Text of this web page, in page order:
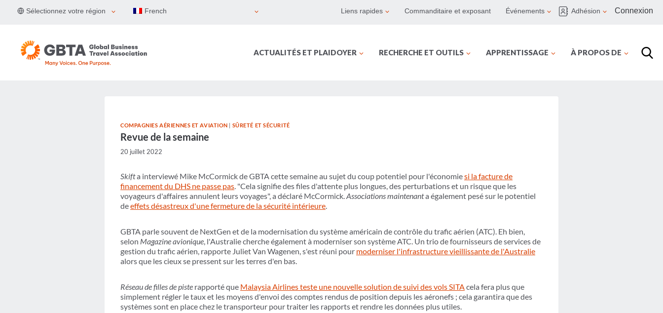
Sélectionnez votre région French Liens rapides Commanditaire et exposant Événements Adhésion Connexion
ACTUALITÉS ET PLAIDOYER RECHERCHE ET OUTILS APPRENTISSAGE À PROPOS DE
COMPAGNIES AÉRIENNES ET AVIATION | SÛRETÉ ET SÉCURITÉ
Revue de la semaine
20 juillet 2022
Skifta interviewé Mike McCormick de GBTA cette semaine au sujet du coup potentiel pour l'économiesi la facture de
financement du DHS ne passe pas. "Cela signifie des files d'attente plus longues, des perturbations et un risque que les
voyageurs d'affaires annulent leurs voyages", a déclaré McCormick.Associations maintenanta également pesé sur le potentiel
deeffets désastreux d'une fermeture de la sécurité intérieure.
GBTA parle souvent de NextGen et de la modernisation du système américain de contrôle du trafic aérien (ATC). Eh bien,
selon Magazine avionique, l'Australie cherche également à moderniser son système ATC. Un trio de fournisseurs de services de
gestion du trafic aérien, rapporte Juliet Van Wagenen, s'est réuni pour moderniser l'infrastructure vieillissante de l'Australie
alors que les cieux se pressent sur les terres d'en bas.
Réseau de filles de piste rapporté que Malaysia Airlines teste une nouvelle solution de suivi des vols SITAcela fera plus que
simplement régler le taux et les moyens d'envoi des comptes rendus de position depuis les aéronefs ; cela garantira que des
systèmes sont en place chez le transporteur pour traiter les rapports et rendre les données plus utiles.